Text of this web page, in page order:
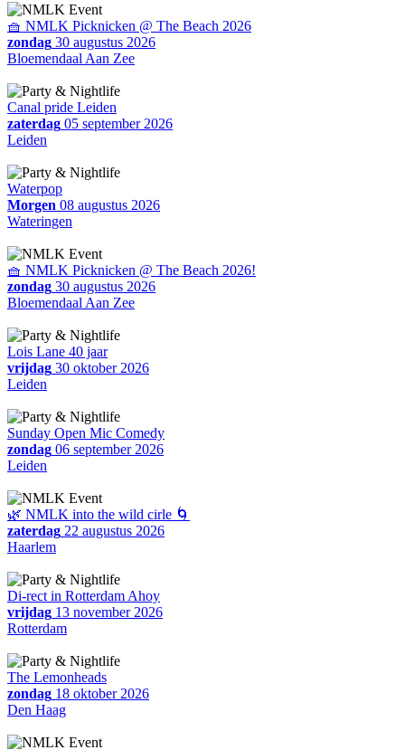
🧺 NMLK Picknicken @ The Beach 2026
zondag 30 augustus 2026
Bloemendaal Aan Zee
Canal pride Leiden
zaterdag 05 september 2026
Leiden
Waterpop
Morgen 08 augustus 2026
Wateringen
🧺 NMLK Picknicken @ The Beach 2026!
zondag 30 augustus 2026
Bloemendaal Aan Zee
Lois Lane 40 jaar
vrijdag 30 oktober 2026
Leiden
Sunday Open Mic Comedy
zondag 06 september 2026
Leiden
🌿 NMLK into the wild cirle 🌀
zaterdag 22 augustus 2026
Haarlem
Di-rect in Rotterdam Ahoy
vrijdag 13 november 2026
Rotterdam
The Lemonheads
zondag 18 oktober 2026
Den Haag